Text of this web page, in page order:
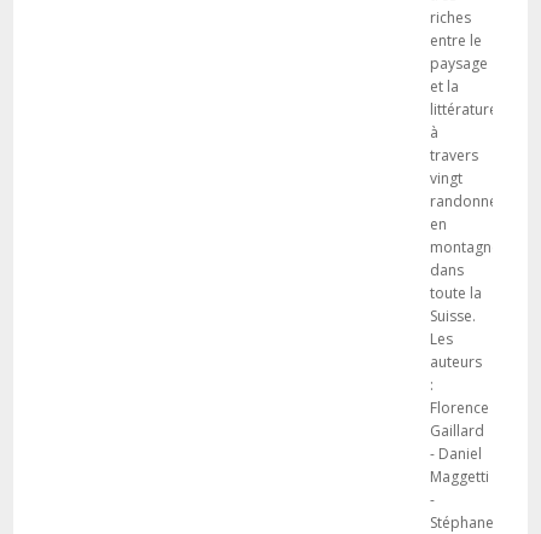
riches
entre le
paysage
et la
littérature,
à
travers
vingt
randonnées
en
montagne
dans
toute la
Suisse.
Les
auteurs
:
Florence
Gaillard
- Daniel
Maggetti
-
Stéphane